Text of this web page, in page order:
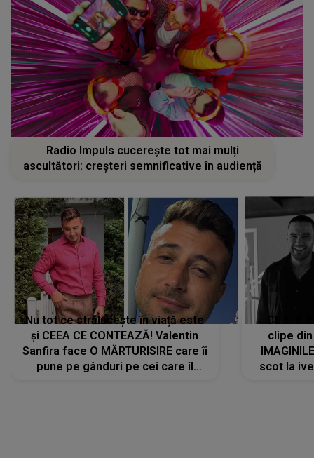
Radio Impuls cucerește tot mai mulți
ascultători: creșteri semnificative în audiență
Nu tot ce strălucește în viață este
și CEEA CE CONTEAZĂ! Valentin
Sanfira face O MĂRTURISIRE care îi
pune pe gânduri pe cei care îl
CE S-A
clipe
scot la